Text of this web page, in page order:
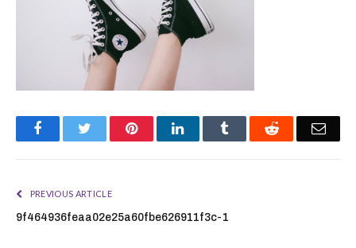
FacebookTwitter PinterestLinkedIn Tumblr Reddit
PREVIOUS ARTICLE
9f464936feaa02e25a60fbe626911f3c-1